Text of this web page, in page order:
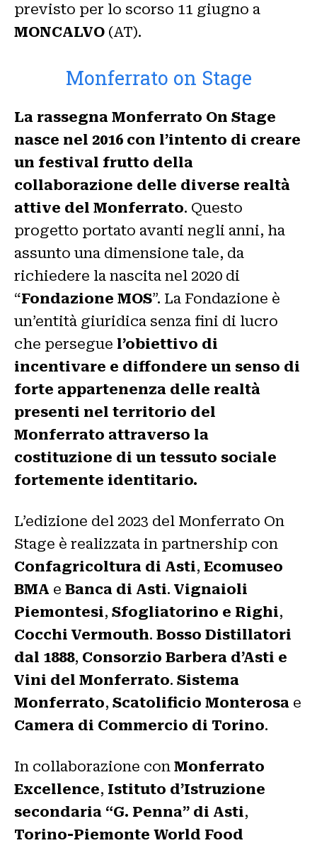
previsto per lo scorso 11 giugno a
MONCALVO (AT).
Monferrato on Stage
La rassegna Monferrato On Stage
nasce nel 2016 con l’intento di creare
un festival frutto della
collaborazione delle diverse realtà
attive del Monferrato. Questo
progetto portato avanti negli anni, ha
assunto una dimensione tale, da
richiedere la nascita nel 2020 di
“Fondazione MOS”. La Fondazione è
un’entità giuridica senza fini di lucro
che persegue l’obiettivo di
incentivare e diffondere un senso di
forte appartenenza delle realtà
presenti nel territorio del
Monferrato attraverso la
costituzione di un tessuto sociale
fortemente identitario.
L’edizione del 2023 del Monferrato On
Stage è realizzata in partnership con
Confagricoltura di Asti, Ecomuseo
BMA e Banca di Asti. Vignaioli
Piemontesi, Sfogliatorino e Righi,
Cocchi Vermouth. Bosso Distillatori
dal 1888, Consorzio Barbera d’Asti e
Vini del Monferrato. Sistema
Monferrato, Scatolificio Monterosa e
Camera di Commercio di Torino.
In collaborazione con Monferrato
Excellence, Istituto d’Istruzione
secondaria “G. Penna” di Asti,
Torino-Piemonte World Food